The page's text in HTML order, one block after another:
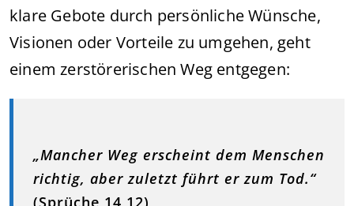
klare Gebote durch persönliche Wünsche,
Visionen oder Vorteile zu umgehen, geht
einem zerstörerischen Weg entgegen:
„Mancher Weg erscheint dem Menschen
richtig, aber zuletzt führt er zum Tod.“
(Sprüche 14,12)